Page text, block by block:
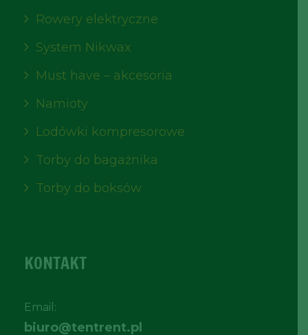
Rowery elektryczne
System Nikwax
Must have – akcesoria
Namioty
Lodówki kompresorowe
Torby do bagażnika
Torby do boksów
KONTAKT
Email:
biuro@tentrent.pl